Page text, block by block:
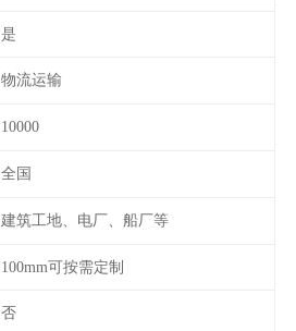
是
物流运输
10000
全国
建筑工地、电厂、船厂等
100mm可按需定制
否